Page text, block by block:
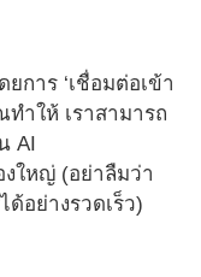
การ ‘เชื่อมต่อเข้า
ำให้ เราสามารถ
AI
งใหญ่ (อย่าลืมว่า
ด้อย่างรวดเร็ว)